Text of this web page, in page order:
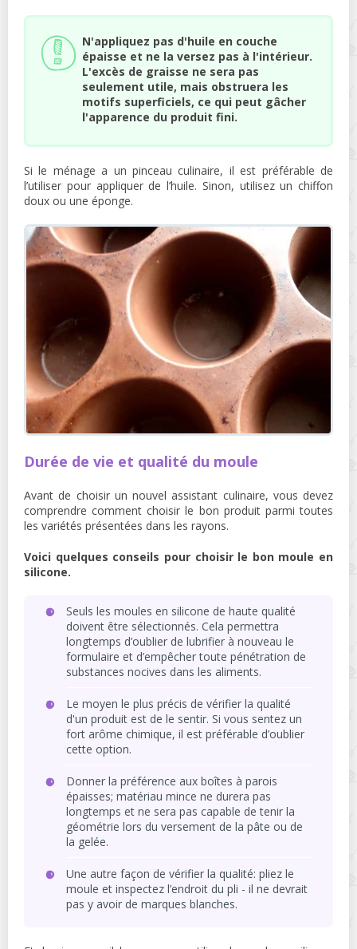
N'appliquez pas d'huile en couche
épaisse et ne la versez pas à l'intérieur.
L'excès de graisse ne sera pas
seulement utile, mais obstruera les
motifs superficiels, ce qui peut gâcher
l'apparence du produit fini.
Si le ménage a un pinceau culinaire, il est préférable de
l’utiliser pour appliquer de l’huile. Sinon, utilisez un chiffon
doux ou une éponge.
Durée de vie et qualité du moule
Avant de choisir un nouvel assistant culinaire, vous devez
comprendre comment choisir le bon produit parmi toutes
les variétés présentées dans les rayons.
Voici quelques conseils pour choisir le bon moule en
silicone.
Seuls les moules en silicone de haute qualité
doivent être sélectionnés. Cela permettra
longtemps d’oublier de lubrifier à nouveau le
formulaire et d’empêcher toute pénétration de
substances nocives dans les aliments.
Le moyen le plus précis de vérifier la qualité
d'un produit est de le sentir. Si vous sentez un
fort arôme chimique, il est préférable d’oublier
cette option.
Donner la préférence aux boîtes à parois
épaisses; matériau mince ne durera pas
longtemps et ne sera pas capable de tenir la
géométrie lors du versement de la pâte ou de
la gelée.
Une autre façon de vérifier la qualité: pliez le
moule et inspectez l’endroit du pli - il ne devrait
pas y avoir de marques blanches.